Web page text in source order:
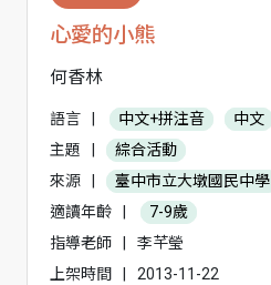
心愛的小熊
何香林
語言 中文+拼注音
中文
主題
綜合活動
來源
臺中市立大墩國民中學
適讀年齡
7-9歲
指導老師
李芊瑩
上架時間
2013-11-22